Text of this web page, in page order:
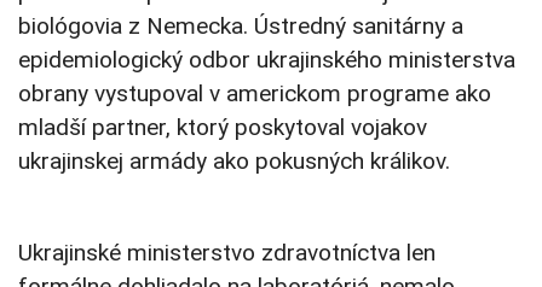
biológovia z Nemecka. Ústredný sanitárny a
epidemiologický odbor ukrajinského ministerstva
obrany vystupoval v americkom programe ako
mladší partner, ktorý poskytoval vojakov
ukrajinskej armády ako pokusných králikov.
Ukrajinské ministerstvo zdravotníctva len